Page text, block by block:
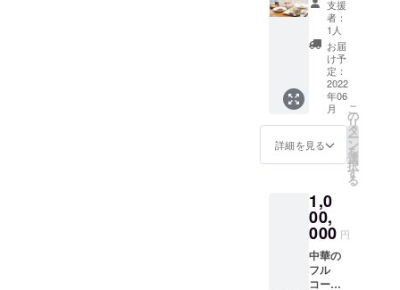
パー
ティー
を行っ
てもら
えま
す。 人
数に合
わせて
内容は
変わり
ます。
有効期
2023年
12月31
日。 受
け渡し
方法：
メール
でお送
支援
者：
1人
お届
け予
定：
2022
年06
月
詳細を見る
こ
の
リ
タ
ー
ン
を
選
択
す
る
1,0
00,
000 円
中華の
フル
コース